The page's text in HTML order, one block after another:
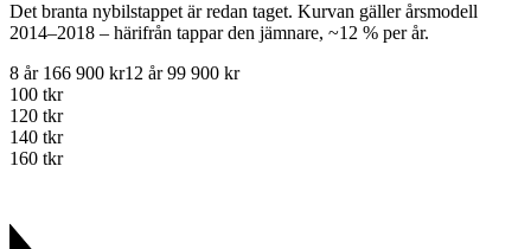
Det branta nybilstappet är redan taget. Kurvan gäller årsmodell
2014–2018 – härifrån tappar den jämnare, ~12 % per år.
8 år 166 900 kr12 år 99 900 kr
100 tkr
120 tkr
140 tkr
160 tkr